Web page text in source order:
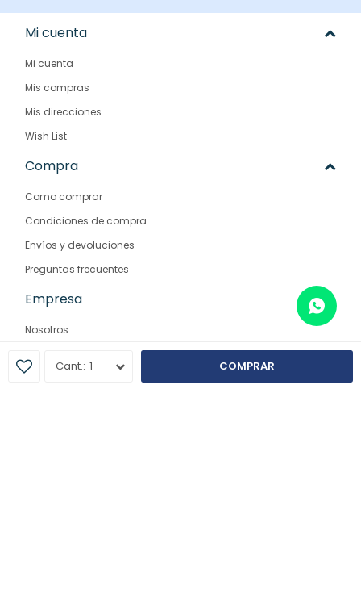
1 COMPRAR
Mi cuenta
Mi cuenta
Mis compras
Mis direcciones
Wish List
Compra
Como comprar
Condiciones de compra
Envíos y devoluciones
Preguntas frecuentes
Empresa
Nosotros